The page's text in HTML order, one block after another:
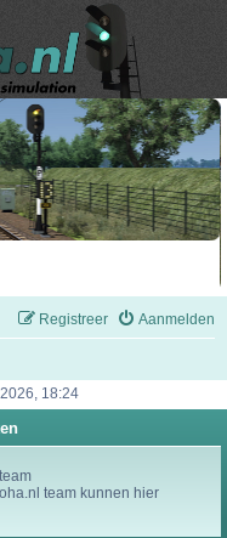
Aanmelden
Registreer
18:24
team kunnen hier